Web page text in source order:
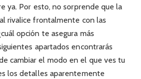
ya. Por esto, no sorprende que la
rivalice frontalmente con las
opción te asegura más
apartados encontrarás
cambiar el modo en el que ves tu
los detalles aparentemente